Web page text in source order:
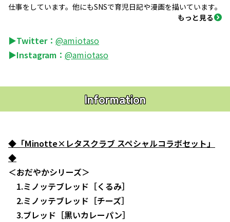
仕事をしています。他にもSNSで育児日記や漫画を描いています。
もっと見る
▶Twitter： @amiotaso
▶Instagram： @amiotaso
Information
◆「Minotte×レタスクラブ スペシャルコラボセット」
◆
＜おだやかシリーズ＞
1.ミノッテブレッド［くるみ］
2.ミノッテブレッド［チーズ］
3.ブレッド［黒いカレーパン］